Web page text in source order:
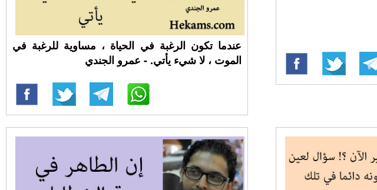
عندما تكون الرغبة في الحياة ، مساوية للرغبة في
الموت ، لا شيء يأتي. - عمرو الجندي